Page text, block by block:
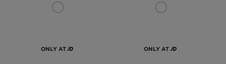
ONLY AT ONLY AT